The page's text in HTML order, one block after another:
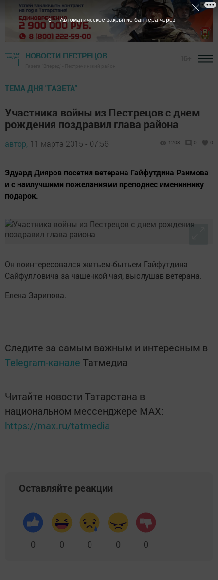
НОВОСТИ ПЕСТРЕЦОВ
ТЕМА ДНЯ "ГАЗЕТА"
Участника войны из Пестрецов с днем
рождения поздравил глава района
автор, 11 марта 2015 - 07:56 1208 0 0
Эдуард Дияров посетил ветерана Гайфутдина Раимова
и с наилучшими пожеланиями преподнес имениннику
подарок.
Он поинтересовался житьем-бытьем Гайфутдина
Сайфулловича за чашечкой чая, выслушав ветерана.
Елена Зарипова.
Следите за самым важным и интересным в
Telegram-канале Татмедиа
Читайте новости Татарстана в
национальном мессенджере MАХ:
https://max.ru/tatmedia
Оставляйте реакции
0 0 0 0 0
5 Автоматическое закрытие баннера через